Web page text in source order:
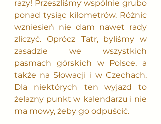
razy! Przeszliśmy wspólnie grubo
ponad tysiąc kilometrów. Różnic
wzniesień nie dam nawet rady
zliczyć. Oprócz Tatr, byliśmy w
zasadzie we wszystkich
pasmach górskich w Polsce, a
także na Słowacji i w Czechach.
Dla niektórych ten wyjazd to
żelazny punkt w kalendarzu i nie
ma mowy, żeby go odpuścić.